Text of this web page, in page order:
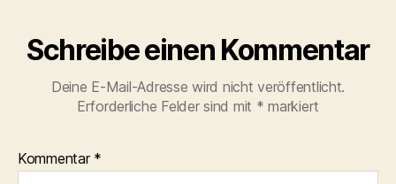
Schreibe einen Kommentar
Deine E-Mail-Adresse wird nicht veröffentlicht.
Erforderliche Felder sind mit * markiert
Kommentar *